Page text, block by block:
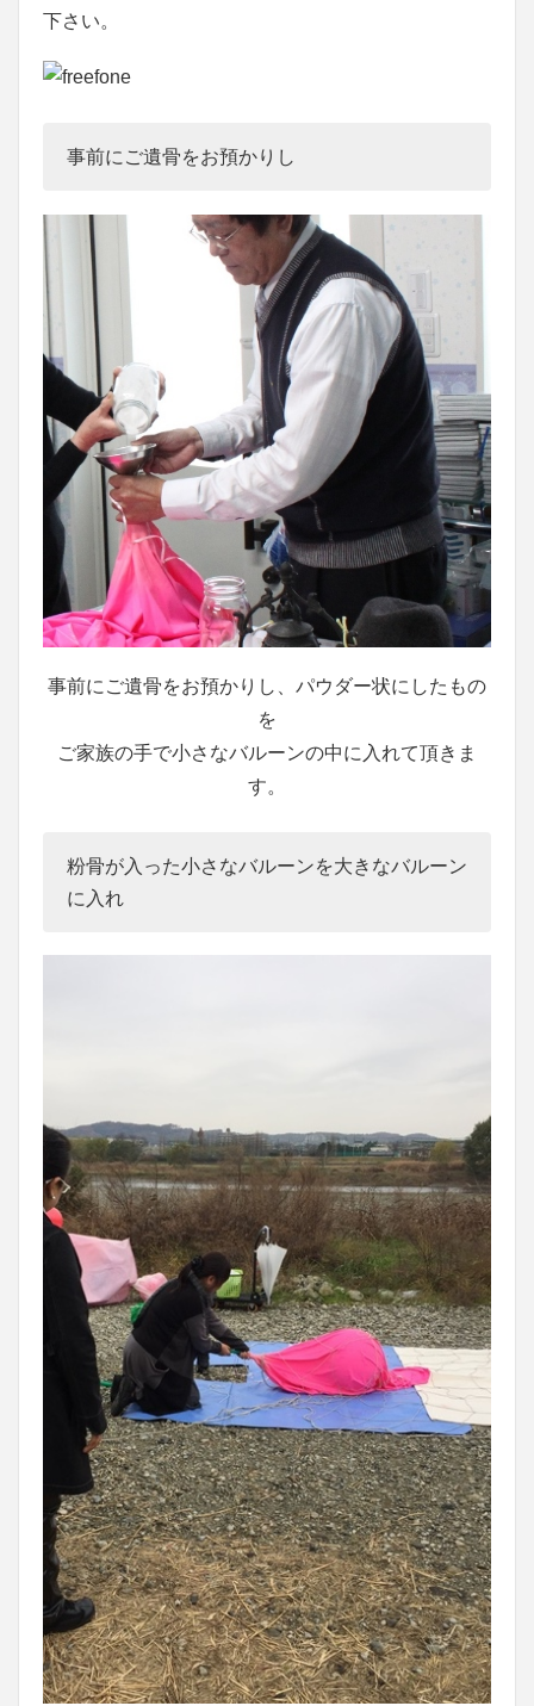
下さい。
事前にご遺骨をお預かりし
事前にご遺骨をお預かりし、パウダー状にしたもの
を
ご家族の手で小さなバルーンの中に入れて頂きま
す。
粉骨が入った小さなバルーンを大きなバルーン
に入れ